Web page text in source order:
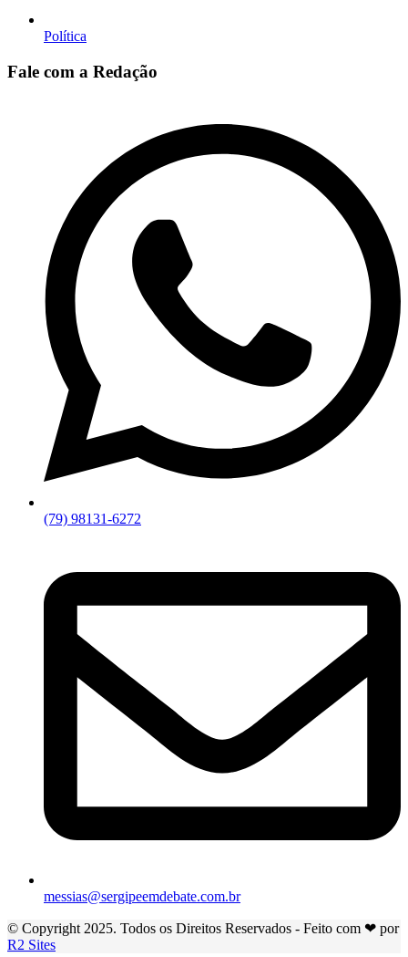
Política
Fale com a Redação
(79) 98131-6272
messias@sergipeemdebate.com.br
© Copyright 2025. Todos os Direitos Reservados - Feito com ❤ por
R2 Sites